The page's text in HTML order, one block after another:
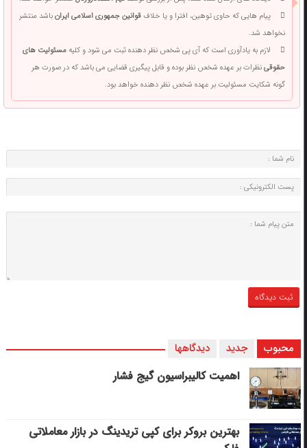
پیام هایی که حاوی توهین، افترا و یا خلافقوانین جمهوری اسلامی ایرانباشد منتشر
نخواهد شد.
لازم به یادآوری است که آی پی شخص نظر دهنده ثبت می شود و کلیهمسئولیت های
حقوقینظرات بر عهده شخص نظر بوده و قابل پیگیری قضایی می باشد که در صورت هر
گونه شکایت مسئولیت بر عهده شخص نظر دهنده خواهد بود.
محبوب جدید دیدگاهها
اهمیت کالیبراسیون گیج فشار
بهترین بروکر برای کپی‌ تریدینگ در بازار معاملاتی